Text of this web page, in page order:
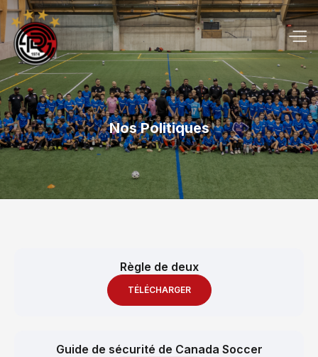
Nos Politiques
Règle de deux
TÉLÉCHARGER
Guide de sécurité de Canada Soccer